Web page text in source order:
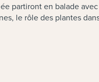
partiront en balade
le rôle des plantes